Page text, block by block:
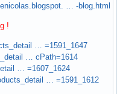
… -blog.html
!
… =1591_1647
… cPath=1614
… =1607_1624
… =1591_1612